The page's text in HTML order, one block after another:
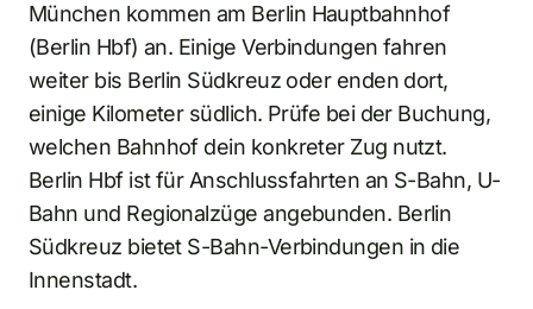
München kommen am Berlin Hauptbahnhof
(Berlin Hbf) an. Einige Verbindungen fahren
weiter bis Berlin Südkreuz oder enden dort,
einige Kilometer südlich. Prüfe bei der Buchung,
welchen Bahnhof dein konkreter Zug nutzt.
Berlin Hbf ist für Anschlussfahrten an S-Bahn, U-
Bahn und Regionalzüge angebunden. Berlin
Südkreuz bietet S-Bahn-Verbindungen in die
Innenstadt.